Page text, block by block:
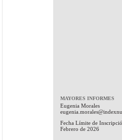
MAYORES INFORMES
Eugenia Morales
Fecha Límite de
Febrero de 2026